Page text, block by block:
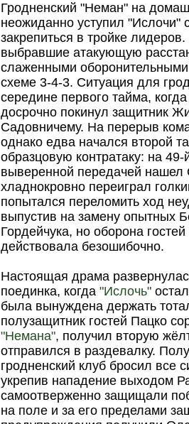
Гродненский "Неман" на
неожиданно уступил "Ислочи"
закрепиться в тройке
выбравшие атакующую
слаженными
схеме 3-4-3. Ситуация для
середине первого тайма,
досрочно покинул защитник
Садовничему. На перерыв
однако едва начался второй
образцовую контратаку: на
выверенной передачей
хладнокровно переиграл
попытался переломить ход
выпустив на замену опытных
Гордейчука, но оборона
действовала безошибочно.
Настоящая драма
поединка, когда"Ислочь"
была вынуждена держать
полузащитник гостей Пацко
"Немана", получил вторую
отправился в раздевалку.
гродненский клуб бросил
укрепив нападение выходом
самоотверженно защищали
на поле и за его пределами